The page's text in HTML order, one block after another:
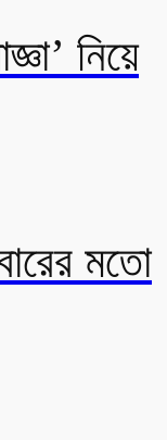
নিয়ে
মতো